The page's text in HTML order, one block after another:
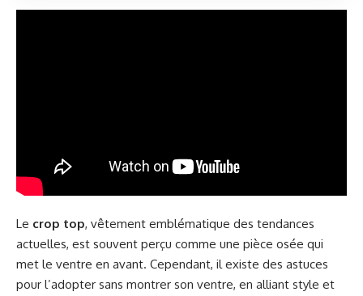
Le crop top, vêtement emblématique des tendances
actuelles, est souvent perçu comme une pièce osée qui
met le ventre en avant. Cependant, il existe des astuces
pour l’adopter sans montrer son ventre, en alliant style et